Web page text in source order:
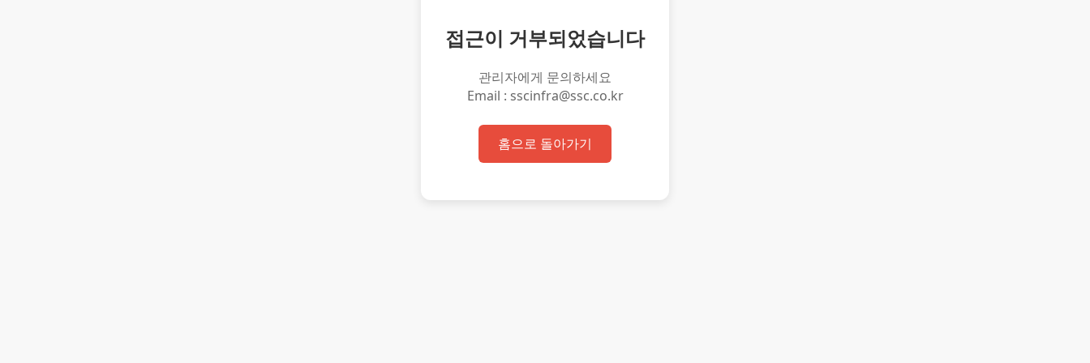
접근이 거부되었습니다
관리자에게 문의하세요
Email : sscinfra@ssc.co.kr
홈으로 돌아가기